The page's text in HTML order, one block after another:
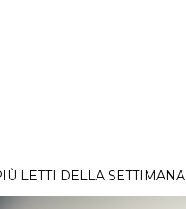
LETTI DELLA SETTIMANA